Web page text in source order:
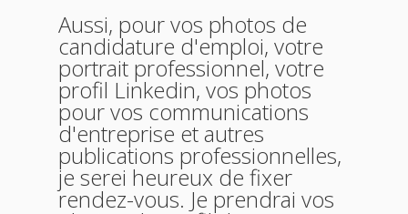
Aussi, pour vos photos de
candidature d'emploi, votre
portrait professionnel, votre
profil Linkedin, vos photos
pour vos communications
d'entreprise et autres
publications professionnelles,
je serei heureux de fixer
rendez-vous. Je prendrai vos